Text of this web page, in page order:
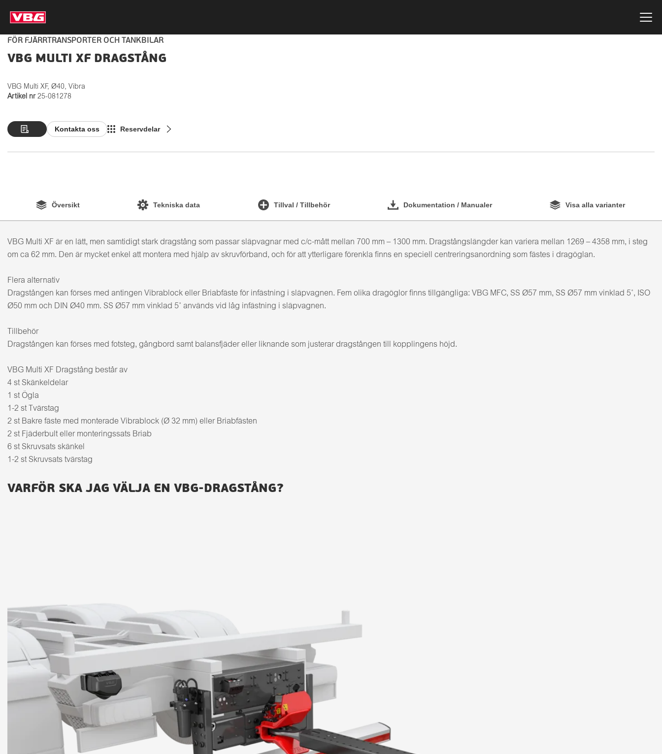
FÖR FJÄRRTRANSPORTER OCH TANKBILAR
VBG MULTI XF DRAGSTÅNG
VBG Multi XF, Ø40, Vibra
Artikel nr 25-081278
Kontakta oss Reservdelar
Översikt Tekniska data Tillval / Tillbehör Dokumentation / Manualer Visa alla varianter
VBG Multi XF är en lätt, men samtidigt stark dragstång som passar släpvagnar med c/c-mått mellan 700 mm – 1300 mm. Dragstångslängder kan variera mellan 1269 – 4358 mm, i steg
om ca 62 mm. Den är mycket enkel att montera med hjälp av skruvförband, och för att ytterligare förenkla finns en speciell centreringsanordning som fästes i dragöglan.
Flera alternativ
Dragstången kan förses med antingen Vibrablock eller Briabfäste för infästning i släpvagnen. Fem olika dragöglor finns tillgängliga: VBG MFC, SS Ø57 mm, SS Ø57 mm vinklad 5˚, ISO
Ø50 mm och DIN Ø40 mm. SS Ø57 mm vinklad 5˚ används vid låg infästning i släpvagnen.
Tillbehör
Dragstången kan förses med fotsteg, gångbord samt balansfjäder eller liknande som justerar dragstången till kopplingens höjd.
VBG Multi XF Dragstång består av
4 st Skänkeldelar
1 st Ögla
1-2 st Tvärstag
2 st Bakre fäste med monterade Vibrablock (Ø 32 mm) eller Briabfästen
2 st Fjäderbult eller monteringssats Briab
6 st Skruvsats skänkel
1-2 st Skruvsats tvärstag
VARFÖR SKA JAG VÄLJA EN VBG-DRAGSTÅNG?